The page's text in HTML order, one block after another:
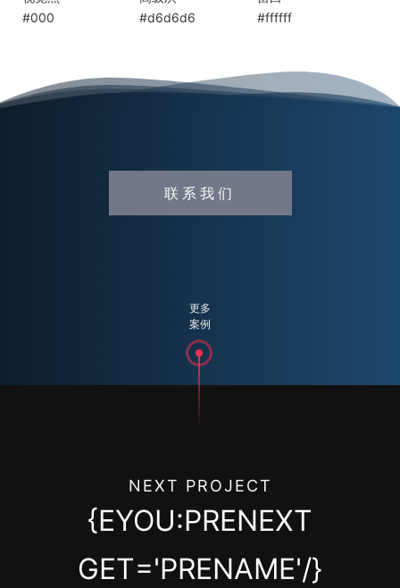
#000
#d6d6d6
#ffffff
联系我们
更多
案例
NEXT PROJECT
{EYOU:PRENEXT
GET='PRENAME'/}